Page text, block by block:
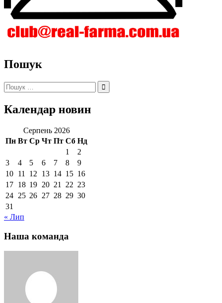
Пошук
Пошук:
Календар новин
Серпень 2026
Пн Вт Ср Чт Пт Сб Нд
1
2
3
4 5 6 7 8
9
10 11 12 13 14 15 16
17 18 19 20 21 22 23
24 25 26 27 28 29 30
31
« Лип
Наша команда